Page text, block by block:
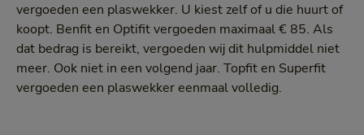
vergoeden een plaswekker. U kiest zelf of u die huurt of
koopt. Benfit en Optifit vergoeden maximaal € 85. Als
dat bedrag is bereikt, vergoeden wij dit hulpmiddel niet
meer. Ook niet in een volgend jaar. Topfit en Superfit
vergoeden een plaswekker eenmaal volledig.